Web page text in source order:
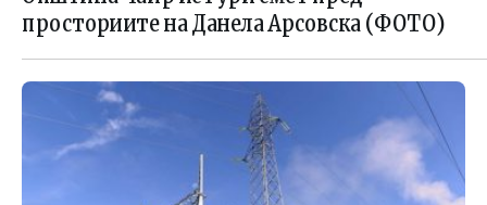
просториите на Данела Арсовска (ФОТО)